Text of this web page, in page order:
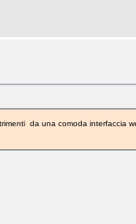
da una comoda interfaccia